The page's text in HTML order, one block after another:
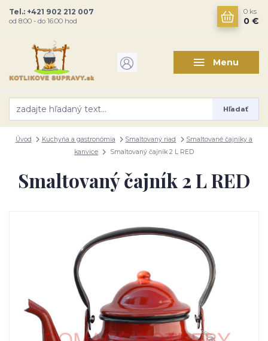
Menu
Hľadať
Tel.: +421 902 212 007
od 8:00 - do 16:00 hod
0 ks
0 €
Úvod Kuchyňa a gastronómia Smaltovaný riad
Smaltované čajníky a
kanvice
Smaltovaný čajník 2 L RED
Smaltovaný čajník 2 L RED